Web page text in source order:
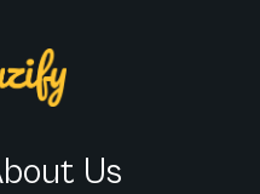
Us